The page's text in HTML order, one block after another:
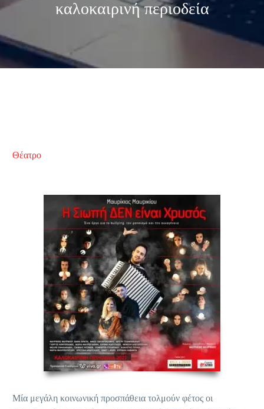
καλοκαιρινή περιοδεία
Θέατρο
Μία μεγάλη κοινωνική προσπάθεια τολμούν φέτος οι